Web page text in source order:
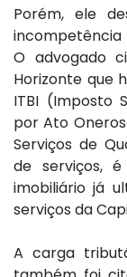
Porém, ele
incompetência
O advogado
Horizonte que
ITBI (Imposto
por Ato
Serviços de
de serviços,
imobiliário já
serviços da
A carga